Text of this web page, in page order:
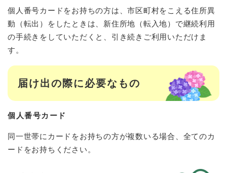
個人番号カードをお持ちの方は、市区町村をこえる住所異
動（転出）をしたときは、新住所地（転入地）で継続利用
の手続きをしていただくと、引き続きご利用いただけま
す。
届け出の際に必要なもの
個人番号カード
同一世帯にカードをお持ちの方が複数いる場合、全てのカ
ードをお持ちください。